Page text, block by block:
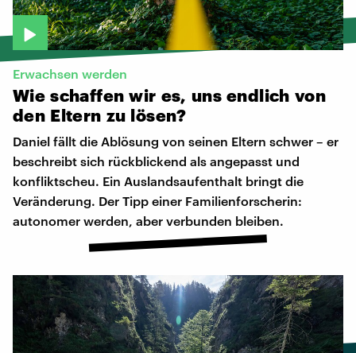
Erwachsen werden
Wie schaffen wir es, uns endlich von
den Eltern zu lösen?
Daniel fällt die Ablösung von seinen Eltern schwer – er
beschreibt sich rückblickend als angepasst und
konfliktscheu. Ein Auslandsaufenthalt bringt die
Veränderung. Der Tipp einer Familienforscherin:
autonomer werden, aber verbunden bleiben.